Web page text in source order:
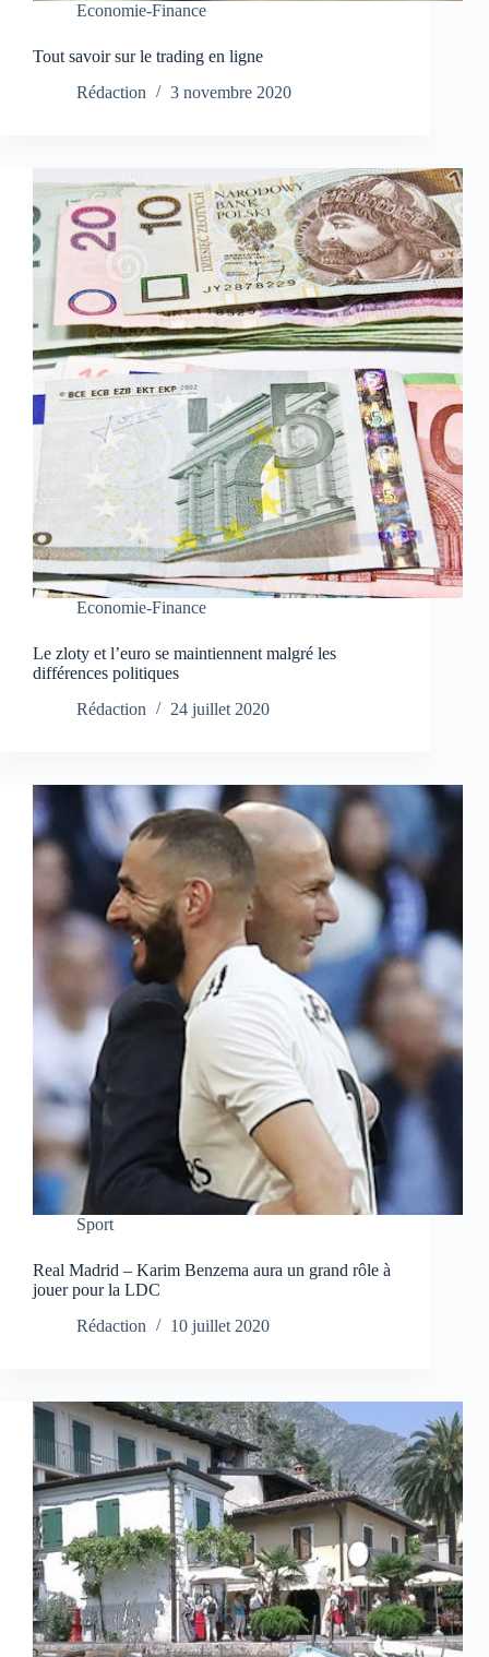
Economie-Finance
Tout savoir sur le trading en ligne
Rédaction
3 novembre 2020
Economie-Finance
Le zloty et l’euro se maintiennent malgré les
différences politiques
Rédaction
24 juillet 2020
Sport
Real Madrid – Karim Benzema aura un grand rôle à
jouer pour la LDC
Rédaction
10 juillet 2020